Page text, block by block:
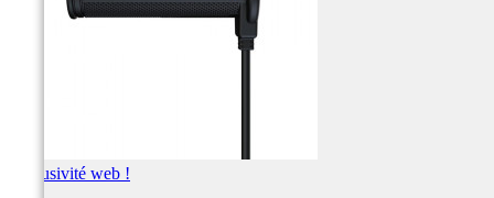
Exclusivité web !